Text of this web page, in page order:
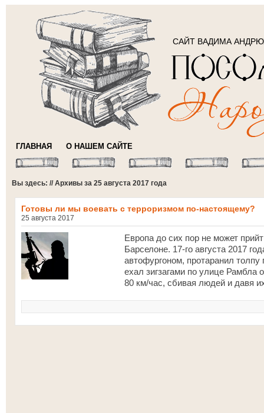
САЙТ ВАДИМА
ГЛАВНАЯ О НАШЕМ САЙТЕ
Вы здесь: // Архивы за 25 августа 2017 года
Готовы ли мы воевать с терроризмом по-настоящему?
25 августа 2017
Европа до сих пор не может
Барселоне. 17-го августа 2017
автофургоном, протаранил
ехал зигзагами по улице Рамбла
80 км/час, сбивая людей и давя